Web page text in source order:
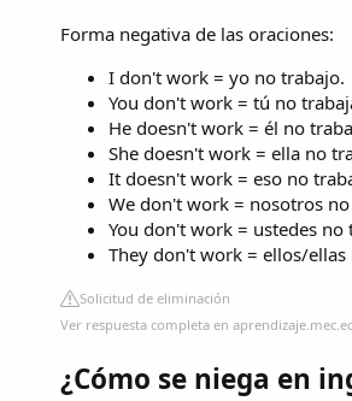
Forma negativa de las oraciones:
I don't work = yo no trabajo.
You don't work = tú no
He doesn't work = él no
She doesn't work = ella no
It doesn't work = eso no
We don't work = nosotros
You don't work = ustedes no
They don't work = ellos/ellas
Solicitud de eliminación
Ver respuesta completa en
¿Cómo se niega en